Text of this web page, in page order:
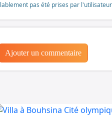
pas été prises par
Ajouter un commentaire